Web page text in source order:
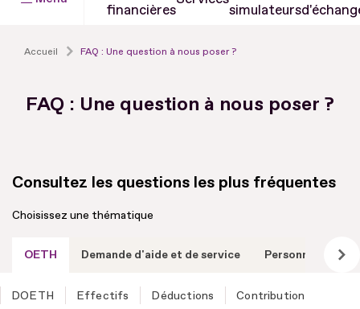
financières
simulateurs
Accueil FAQ : Une question à nous poser ?
FAQ : Une question à nous poser ?
Consultez les questions les plus fréquentes
Choisissez une thématique
OETH Demande d'aide et de service Personne
DOETH Effectifs Déductions Contribution